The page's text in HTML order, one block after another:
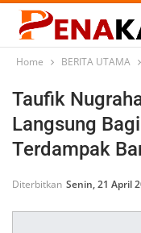
Home BERITA UTAMA
Taufik
Langsung
Terdampak
Diterbitkan Senin, 21 April